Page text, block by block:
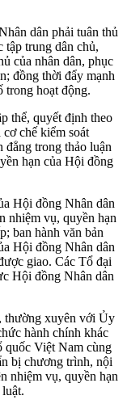
dân phải tuân thủ
tập trung dân chủ,
của nhân dân, phục
đồng thời đẩy mạnh
trong hoạt động.
thể, quyết định theo
chế kiểm soát
trong thảo luận
hạn của Hội đồng
Hội đồng Nhân dân
nhiệm vụ, quyền hạn
ban hành văn bản
Hội đồng Nhân dân
giao. Các Tổ đại
Hội đồng Nhân dân
thường xuyên với Ủy
hành chính khác
quốc Việt Nam cùng
bị chương trình, nội
nhiệm vụ, quyền hạn